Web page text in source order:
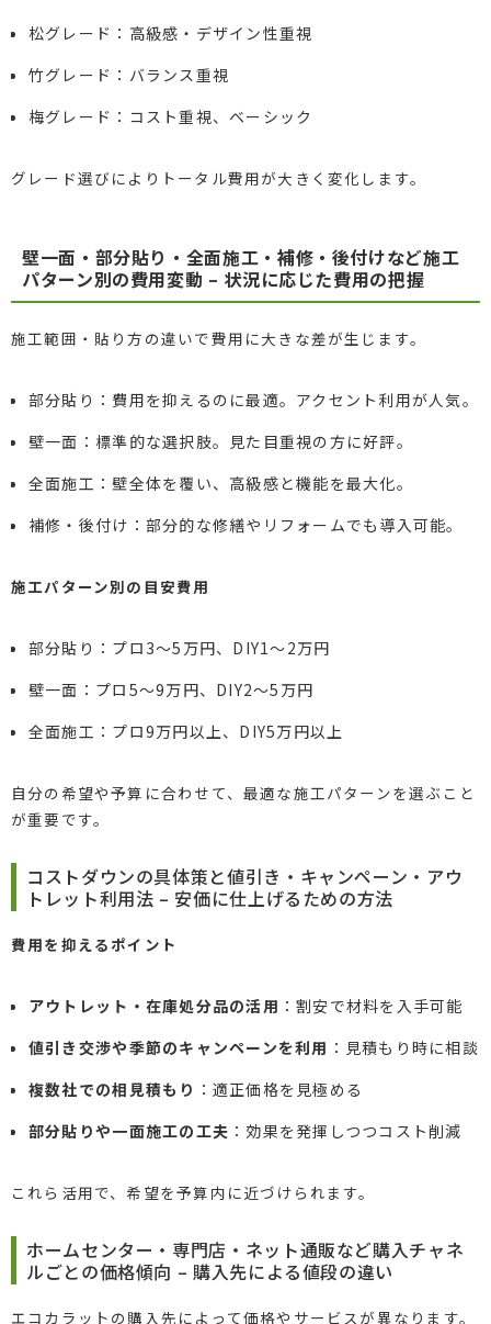
松グレード：高級感・デザイン性重視
竹グレード：バランス重視
梅グレード：コスト重視、ベーシック
グレード選びによりトータル費用が大きく変化します。
壁一面・部分貼り・全面施工・補修・後付けなど施工
パターン別の費用変動 – 状況に応じた費用の把握
施工範囲・貼り方の違いで費用に大きな差が生じます。
部分貼り：費用を抑えるのに最適。アクセント利用が人気。
壁一面：標準的な選択肢。見た目重視の方に好評。
全面施工：壁全体を覆い、高級感と機能を最大化。
補修・後付け：部分的な修繕やリフォームでも導入可能。
施工パターン別の目安費用
部分貼り：プロ3～5万円、DIY1～2万円
壁一面：プロ5～9万円、DIY2～5万円
全面施工：プロ9万円以上、DIY5万円以上
自分の希望や予算に合わせて、最適な施工パターンを選ぶこと
が重要です。
コストダウンの具体策と値引き・キャンペーン・アウ
トレット利用法 – 安価に仕上げるための方法
費用を抑えるポイント
アウトレット・在庫処分品の活用 ：割安で材料を入手可能
値引き交渉や季節のキャンペーンを利用 ：見積もり時に相談
複数社での相見積もり ：適正価格を見極める
部分貼りや一面施工の工夫 ：効果を発揮しつつコスト削減
これら活用で、希望を予算内に近づけられます。
ホームセンター・専門店・ネット通販など購入チャネ
ルごとの価格傾向 – 購入先による値段の違い
エコカラットの購入先によって価格やサービスが異なります。